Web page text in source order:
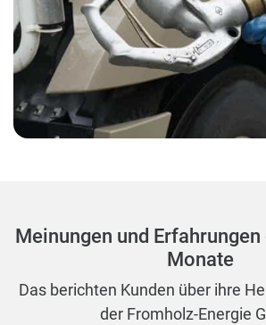
Unsere Mission:
Wir schaffen verlässliche,
wirtschaftliche Energie-Lösungen,
und Unternehmen entlasten,
• Sicherheit & Vertrauen – Wir
Meinungen und
Monate
Das berichten Kunden über ihre
der Fromholz-Energie